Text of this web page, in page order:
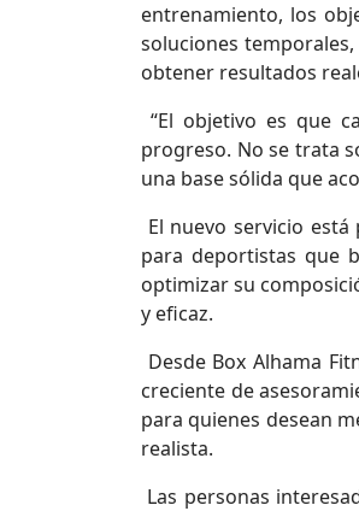
entrenamiento, los
soluciones
obtener resultados
“El objetivo es que
progreso. No se trata
una base sólida que
El nuevo servicio
para deportistas que
optimizar su
y eficaz.
Desde Box Alhama
creciente de
para quienes desean
realista.
Las personas